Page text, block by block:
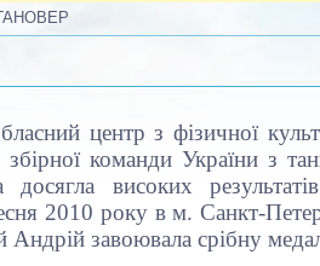
центр з фізичної
збірної команди України з
високих
2010 року в м. Санкт-
Андрій завоювала срібну